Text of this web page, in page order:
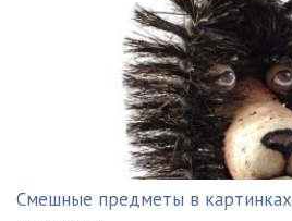
Смешные предметы в картинках